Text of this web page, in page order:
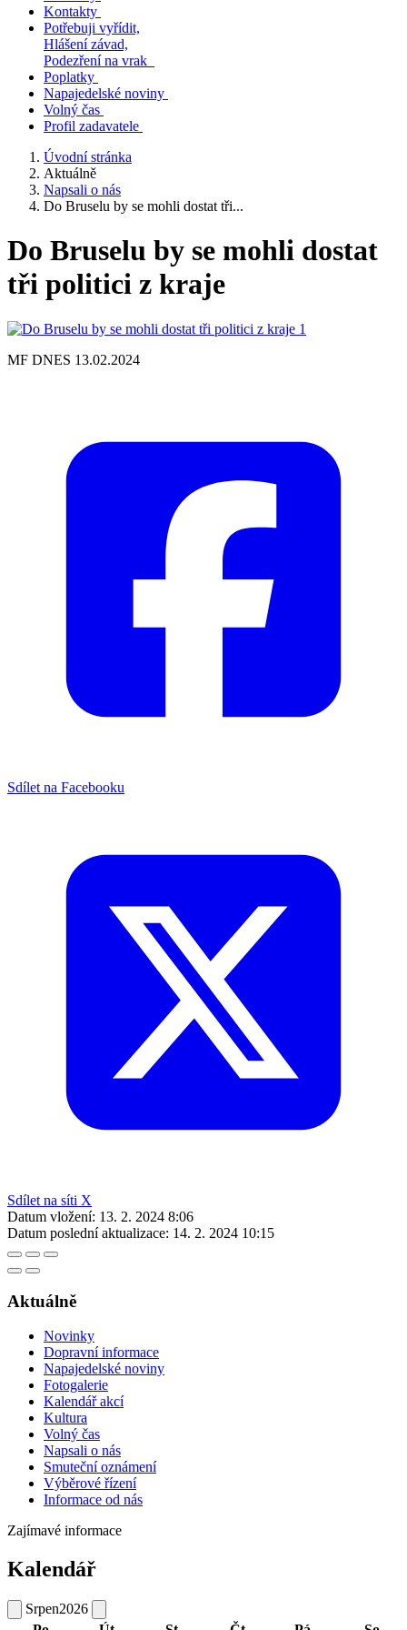
Kontakty
Potřebuji vyřídit,
Hlášení závad,
Podezření na vrak
Poplatky
Napajedelské noviny
Volný čas
Profil zadavatele
Úvodní stránka
Aktuálně
Napsali o nás
Do Bruselu by se mohli dostat tři...
Do Bruselu by se mohli dostat
tři politici z kraje
MF DNES 13.02.2024
Sdílet na Facebooku
Sdílet na síti X
Datum vložení: 13. 2. 2024 8:06
Datum poslední aktualizace: 14. 2. 2024 10:15
Aktuálně
Novinky
Dopravní informace
Napajedelské noviny
Fotogalerie
Kalendář akcí
Kultura
Volný čas
Napsali o nás
Smuteční oznámení
Výběrové řízení
Informace od nás
Zajímavé informace
Kalendář
Srpen2026